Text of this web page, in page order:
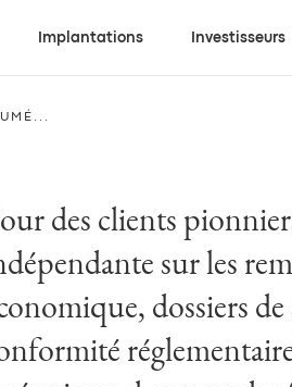
Implantations Investisseurs
des clients
sur les
dossiers